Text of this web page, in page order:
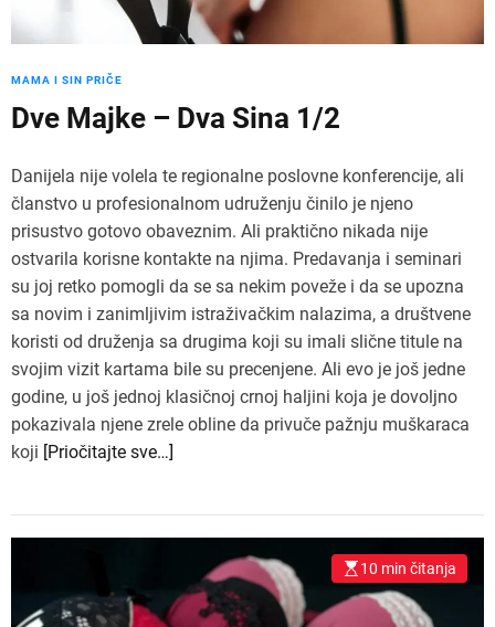
MAMA I SIN PRIČE
Dve Majke – Dva Sina 1/2
Danijela nije volela te regionalne poslovne konferencije, ali
članstvo u profesionalnom udruženju činilo je njeno
prisustvo gotovo obaveznim. Ali praktično nikada nije
ostvarila korisne kontakte na njima. Predavanja i seminari
su joj retko pomogli da se sa nekim poveže i da se upozna
sa novim i zanimljivim istraživačkim nalazima, a društvene
koristi od druženja sa drugima koji su imali slične titule na
svojim vizit kartama bile su precenjene. Ali evo je još jedne
godine, u još jednoj klasičnoj crnoj haljini koja je dovoljno
pokazivala njene zrele obline da privuče pažnju muškaraca
koji [Priočitajte sve…]
10 min čitanja